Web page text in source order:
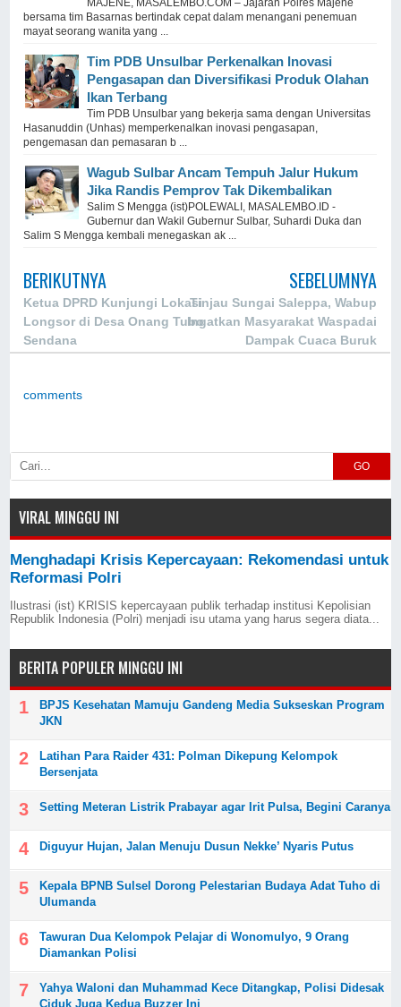
MAJENE, MASALEMBO.COM – Jajaran Polres Majene
bersama tim Basarnas bertindak cepat dalam menangani penemuan
mayat seorang wanita yang ...
Tim PDB Unsulbar Perkenalkan Inovasi
Pengasapan dan Diversifikasi Produk Olahan
Ikan Terbang
Tim PDB Unsulbar yang bekerja sama dengan Universitas
Hasanuddin (Unhas) memperkenalkan inovasi pengasapan,
pengemasan dan pemasaran b ...
Wagub Sulbar Ancam Tempuh Jalur Hukum
Jika Randis Pemprov Tak Dikembalikan
Salim S Mengga (ist)POLEWALI, MASALEMBO.ID -
Gubernur dan Wakil Gubernur Sulbar, Suhardi Duka dan
Salim S Mengga kembali menegaskan ak ...
BERIKUTNYA
Ketua DPRD Kunjungi Lokasi
Longsor di Desa Onang Tubo
Sendana
SEBELUMNYA
Tinjau Sungai Saleppa, Wabup
Ingatkan Masyarakat Waspadai
Dampak Cuaca Buruk
comments
GO
VIRAL MINGGU INI
Menghadapi Krisis Kepercayaan: Rekomendasi untuk
Reformasi Polri
Ilustrasi (ist) KRISIS kepercayaan publik terhadap institusi Kepolisian
Republik Indonesia (Polri) menjadi isu utama yang harus segera diata...
BERITA POPULER MINGGU INI
BPJS Kesehatan Mamuju Gandeng Media Sukseskan Program
JKN
Latihan Para Raider 431: Polman Dikepung Kelompok
Bersenjata
Setting Meteran Listrik Prabayar agar Irit Pulsa, Begini Caranya
Diguyur Hujan, Jalan Menuju Dusun Nekke’ Nyaris Putus
Kepala BPNB Sulsel Dorong Pelestarian Budaya Adat Tuho di
Ulumanda
Tawuran Dua Kelompok Pelajar di Wonomulyo, 9 Orang
Diamankan Polisi
Yahya Waloni dan Muhammad Kece Ditangkap, Polisi Didesak
Ciduk Juga Kedua Buzzer Ini